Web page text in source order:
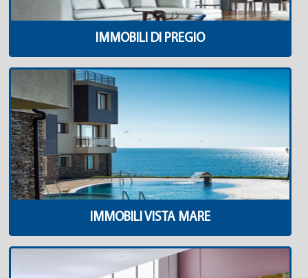
IMMOBILI DI PREGIO
IMMOBILI VISTA MARE